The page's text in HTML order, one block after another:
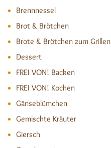
Brennnessel
Brot & Brötchen
Brote & Brötchen zum Grillen
Dessert
FREI VON! Backen
FREI VON! Kochen
Gänseblümchen
Gemischte Kräuter
Giersch